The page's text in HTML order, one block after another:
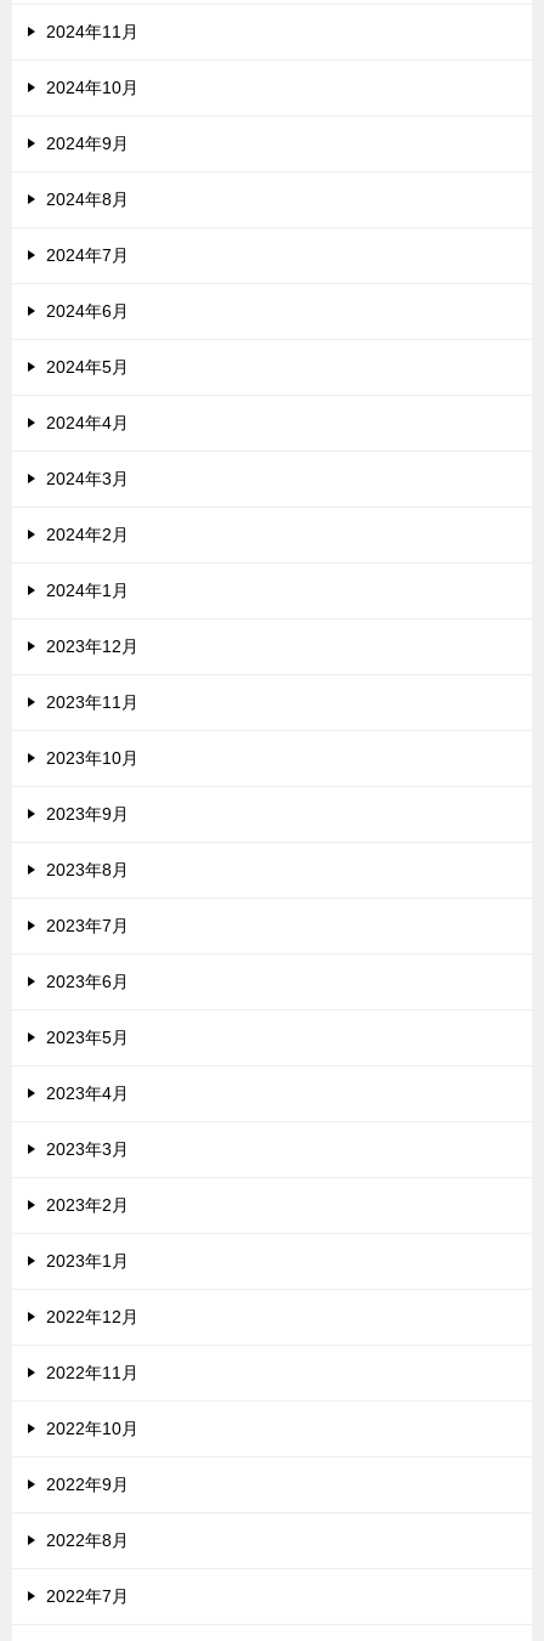
2024年11月
2024年10月
2024年9月
2024年8月
2024年7月
2024年6月
2024年5月
2024年4月
2024年3月
2024年2月
2024年1月
2023年12月
2023年11月
2023年10月
2023年9月
2023年8月
2023年7月
2023年6月
2023年5月
2023年4月
2023年3月
2023年2月
2023年1月
2022年12月
2022年11月
2022年10月
2022年9月
2022年8月
2022年7月